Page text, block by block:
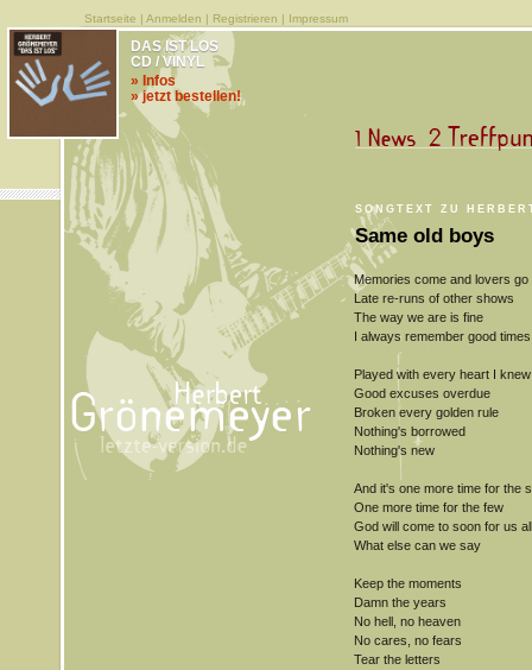
Startseite | Anmelden | Registrieren | Impressum
SONGTEXT ZU
Same old boys
DAS IST LOS
CD / VINYL
» Infos
» jetzt bestellen!
Memories come and lovers go
Late re-runs of other shows
The way we are is fine
I always remember good times
Played with every heart I knew
Good excuses overdue
Broken every golden rule
Nothing's borrowed
Nothing's new
And it's one more time for the
One more time for the few
God will come to soon for us all
What else can we say
Keep the moments
Damn the years
No hell, no heaven
No cares, no fears
Tear the letters